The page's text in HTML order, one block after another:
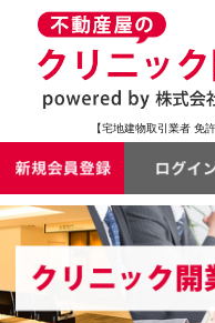
【宅地建物取引業者 免